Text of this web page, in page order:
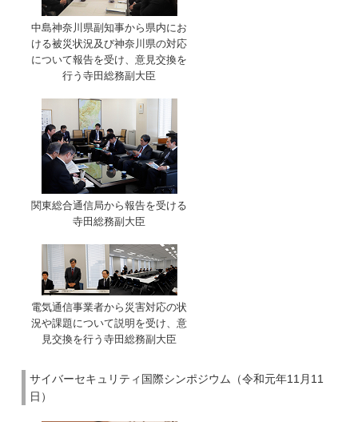
中島神奈川県副知事から県内にお
ける被災状況及び神奈川県の対応
について報告を受け、意見交換を
行う寺田総務副大臣
関東総合通信局から報告を受ける
寺田総務副大臣
電気通信事業者から災害対応の状
況や課題について説明を受け、意
見交換を行う寺田総務副大臣
サイバーセキュリティ国際シンポジウム（令和元年11月11
日）